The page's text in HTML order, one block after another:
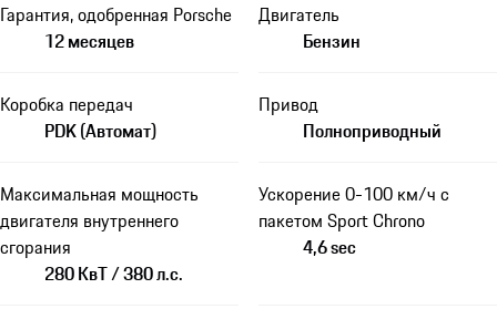
Гарантия, одобренная Porsche
12 месяцев
Двигатель
Бензин
Коробка передач
PDK (Автомат)
Привод
Полноприводный
Максимальная мощность
двигателя внутреннего
сгорания
280 КвТ / 380 л.с.
Ускорение 0-100 км/ч с
пакетом Sport Chrono
4,6 sec